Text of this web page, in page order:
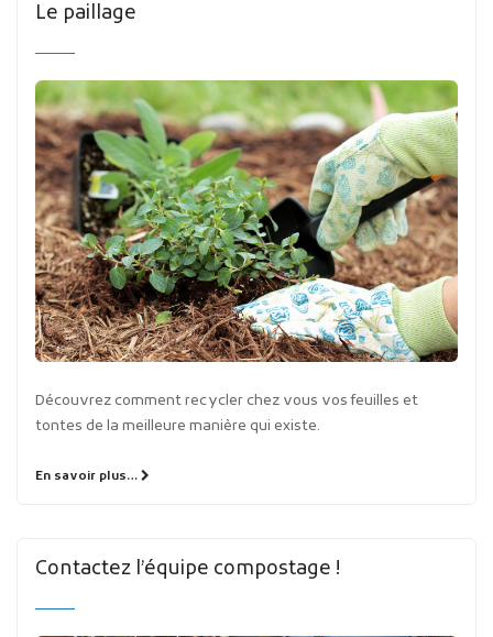
Le paillage
Découvrez comment recycler chez vous vos feuilles et
tontes de la meilleure manière qui existe.
En savoir plus…
Contactez l’équipe compostage !